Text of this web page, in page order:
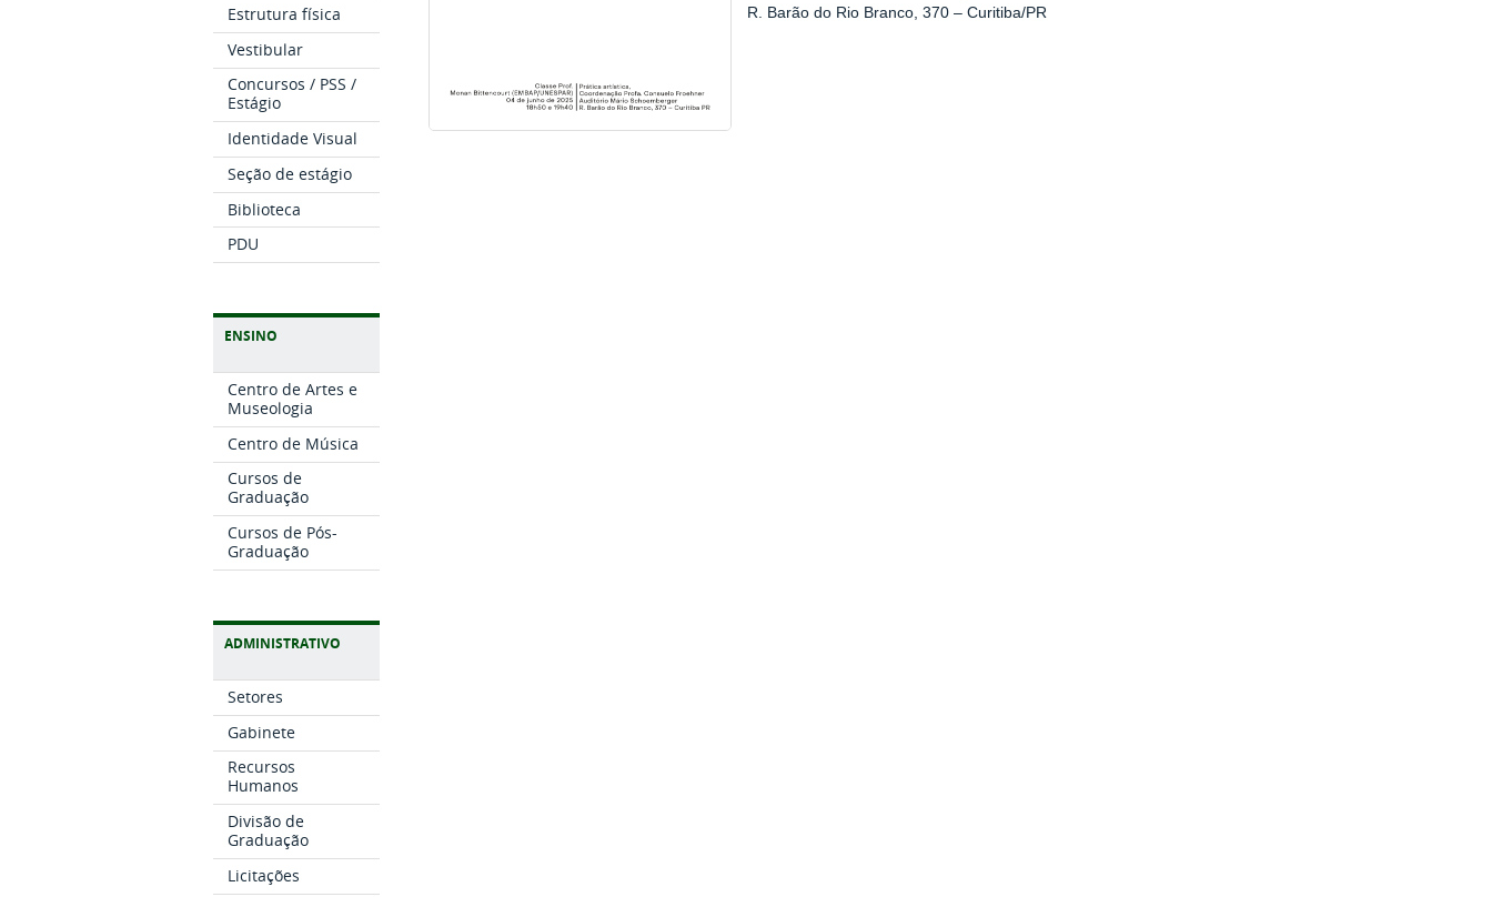
Estrutura física
Vestibular
Concursos / PSS /
Estágio
Identidade Visual
Seção de estágio
Biblioteca
PDU
ENSINO
Centro de Artes e
Museologia
Centro de Música
Cursos de
Graduação
Cursos de Pós-
Graduação
ADMINISTRATIVO
Setores
Gabinete
Recursos
Humanos
Divisão de
Graduação
Licitações
R. Barão do Rio Branco, 370 – Curitiba/PR